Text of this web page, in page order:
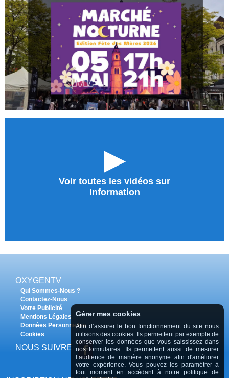
►
Voir toutes les vidéos sur
Information
OXYGENTV
Qui Sommes-Nous ?
Contactez-Nous
Votre Publicité
Mentions Légales
Données Personnelles
Cookies
NOUS SUIVRE
Gérer mes cookies
Afin d’assurer le bon fonctionnement du site nous
utilisons des cookies. Ils permettent par exemple de
conserver les données que vous saississez dans
nos formulaires. Ils permettent aussi de mesurer
l’audience de manière anonyme afin d'améliorer
votre expérience. Vous pouvez les paramétrer à
tout moment en accédant à notre politique de